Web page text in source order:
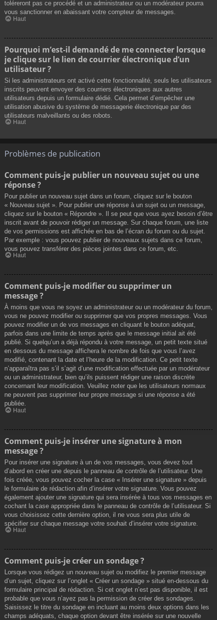
toléreront pas ce procédé et un administrateur ou un modérateur pourra
vous sanctionner en abaissant votre compteur de messages.
Haut
Pourquoi m’est-il demandé de me connecter lorsque
je clique sur le lien de courrier électronique d’un
utilisateur ?
Si les administrateurs ont activé cette fonctionnalité, seuls les utilisateurs
inscrits peuvent envoyer des courriers électroniques aux autres
utilisateurs depuis un formulaire dédié. Cela permet d’empêcher une
utilisation abusive du système de messagerie électronique par des
utilisateurs malveillants ou des robots.
Haut
Problèmes de publication
Comment puis-je publier un nouveau sujet ou une
réponse ?
Pour publier un nouveau sujet dans un forum, cliquez sur le bouton
« Nouveau sujet ». Pour publier une réponse à un sujet ou un message,
cliquez sur le bouton « Répondre ». Il se peut que vous ayez besoin d’être
inscrit avant de pouvoir rédiger un message. Sur chaque forum, une liste
de vos permissions est affichée en bas de l’écran du forum ou du sujet.
Par exemple : vous pouvez publier de nouveaux sujets dans ce forum,
vous pouvez transférer des pièces jointes dans ce forum, etc.
Haut
Comment puis-je modifier ou supprimer un
message ?
À moins que vous ne soyez un administrateur ou un modérateur du forum,
vous ne pouvez modifier ou supprimer que vos propres messages. Vous
pouvez modifier un de vos messages en cliquant le bouton adéquat,
parfois dans une limite de temps après que le message initial ait été
publié. Si quelqu’un a déjà répondu à votre message, un petit texte situé
en dessous du message affichera le nombre de fois que vous l’avez
modifié, contenant la date et l’heure de la modification. Ce petit texte
n’apparaîtra pas s’il s’agit d’une modification effectuée par un modérateur
ou un administrateur, bien qu’ils puissent rédiger une raison discrète
concernant leur modification. Veuillez noter que les utilisateurs normaux
ne peuvent pas supprimer leur propre message si une réponse a été
publiée.
Haut
Comment puis-je insérer une signature à mon
message ?
Pour insérer une signature à un de vos messages, vous devez tout
d’abord en créer une depuis le panneau de contrôle de l’utilisateur. Une
fois créée, vous pouvez cocher la case « Insérer une signature » depuis
le formulaire de rédaction afin d’insérer votre signature. Vous pouvez
également ajouter une signature qui sera insérée à tous vos messages en
cochant la case appropriée dans le panneau de contrôle de l’utilisateur. Si
vous choisissez cette dernière option, il ne vous sera plus utile de
spécifier sur chaque message votre souhait d’insérer votre signature.
Haut
Comment puis-je créer un sondage ?
Lorsque vous rédigez un nouveau sujet ou modifiez le premier message
d’un sujet, cliquez sur l’onglet « Créer un sondage » situé en-dessous du
formulaire principal de rédaction. Si cet onglet n’est pas disponible, il est
probable que vous n’ayez pas la permission de créer des sondages.
Saisissez le titre du sondage en incluant au moins deux options dans les
champs adéquats, chaque option devant être insérée sur une nouvelle